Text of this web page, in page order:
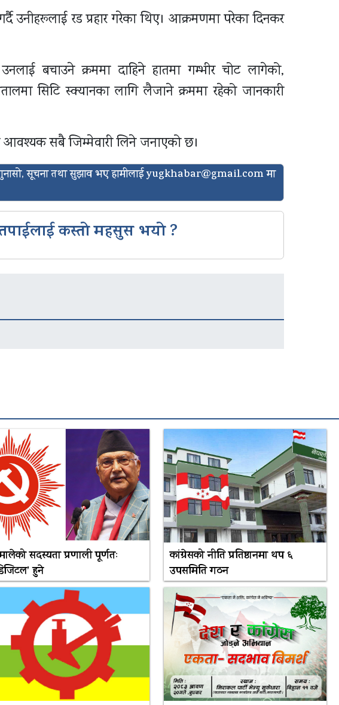
उनीहरूलाई रड प्रहार गरेका थिए। आक्रमणमा परेका दिनकर
बचाउने क्रममा दाहिने हातमा गम्भीर चोट लागेको,
सिटि स्क्यानका लागि लैजाने क्रममा रहेको जानकारी
आवश्यक सबै जिम्मेवारी लिने जनाएको छ।
सूचना तथा सुझाव भए हामीलाईyugkhabar@gmail.comमा
कस्तो महसुस भयो ?
सदस्यता प्रणाली पूर्णतः
हुने
कांग्रेसको नीति प्रतिष्ठानमा थप ६
उपसमिति गठन